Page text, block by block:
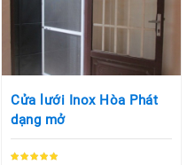
Cửa lưới Inox Hòa Phát
dạng mở